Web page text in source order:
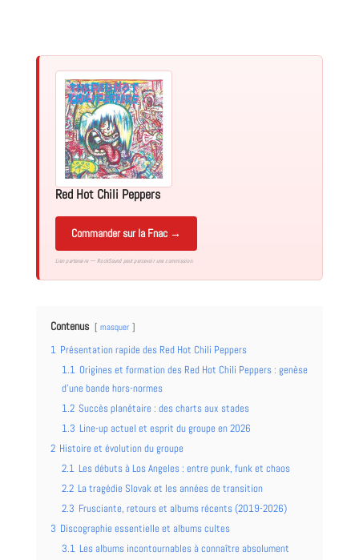
Red Hot Chili Peppers
Commander sur la Fnac →
Lien partenaire — RockSound peut percevoir une commission.
Contenus masquer
1 Présentation rapide des Red Hot Chili Peppers
1.1 Origines et formation des Red Hot Chili Peppers : genèse
d’une bande hors-normes
1.2 Succès planétaire : des charts aux stades
1.3 Line-up actuel et esprit du groupe en 2026
2 Histoire et évolution du groupe
2.1 Les débuts à Los Angeles : entre punk, funk et chaos
2.2 La tragédie Slovak et les années de transition
2.3 Frusciante, retours et albums récents (2019-2026)
3 Discographie essentielle et albums cultes
3.1 Les albums incontournables à connaître absolument